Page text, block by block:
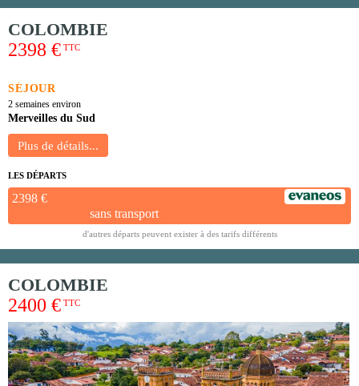
COLOMBIE
2398 € TTC
SÉJOUR
2 semaines environ
Merveilles du Sud
LES DÉPARTS
2398 €
sans transport
d'autres départs peuvent exister à des tarifs différents
COLOMBIE
2400 € TTC